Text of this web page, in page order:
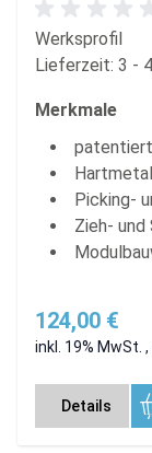
Werksprofil
Lieferzeit: 3 -
Merkmale
Picking-
Zieh-
124,00 €
inkl. 19% MwSt. ,
Details